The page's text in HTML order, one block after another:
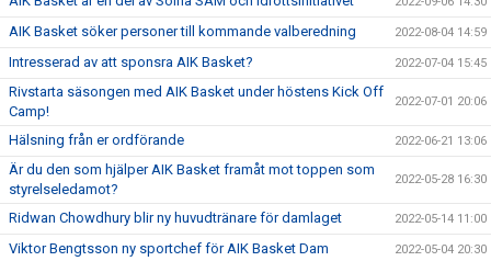
AIK Basket söker personer till kommande valberedning 2022-08-04 14:59
Intresserad av att sponsra AIK Basket? 2022-07-04 15:45
Rivstarta säsongen med AIK Basket under höstens Kick Off
Camp!
2022-07-01 20:06
Hälsning från er ordförande 2022-06-21 13:06
Är du den som hjälper AIK Basket framåt mot toppen som
styrelseledamot?
2022-05-28 16:30
Ridwan Chowdhury blir ny huvudtränare för damlaget 2022-05-14 11:00
Viktor Bengtsson ny sportchef för AIK Basket Dam 2022-05-04 20:30